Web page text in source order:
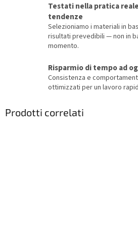
Testati nella pratica
tendenze
Selezioniamo i materiali in
risultati prevedibili — non in
momento.
Risparmio di tempo ad
Consistenza e
ottimizzati per un lavoro
Prodotti correlati